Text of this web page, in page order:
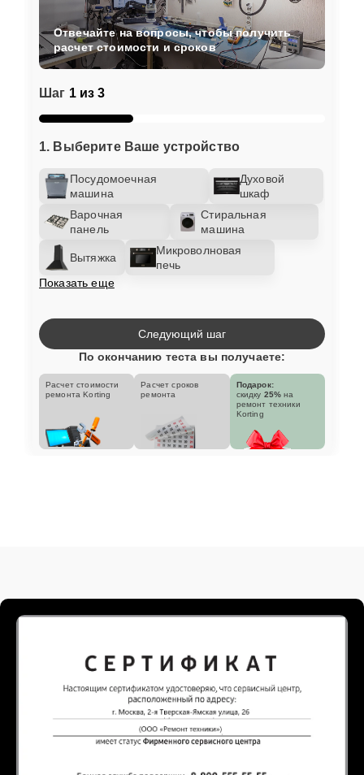
Шаг 1 из 3
1. Выберите Ваше устройство
Посудомоечная
машина
Духовой
шкаф
Варочная
панель
Стиральная
машина
Вытяжка
Микроволновая
печь
Показать еще
Отвечайте на вопросы, чтобы получить
расчет стоимости и сроков
Следующий шаг
По окончанию теста вы получаете:
Расчет стоимости
ремонта Korting
Расчет сроков
ремонта
Подарок:
скидку 25% на
ремонт техники
Korting